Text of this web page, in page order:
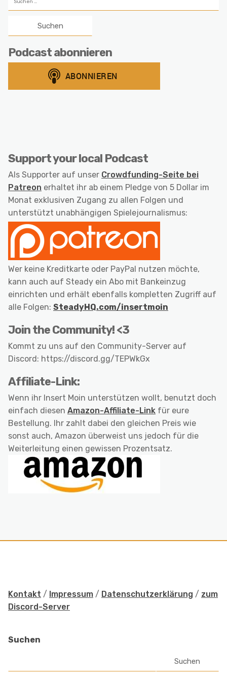
nach:
Podcast abonnieren
Support your local Podcast
Als Supporter auf unser Crowdfunding-Seite bei
Patreon erhaltet ihr ab einem Pledge von 5 Dollar im
Monat exklusiven Zugang zu allen Folgen und
unterstützt unabhängigen Spielejournalismus:
Wer keine Kreditkarte oder PayPal nutzen möchte,
kann auch auf Steady ein Abo mit Bankeinzug
einrichten und erhält ebenfalls kompletten Zugriff auf
alle Folgen: SteadyHQ.com/insertmoin
Join the Community! <3
Kommt zu uns auf den Community-Server auf
Discord: https://discord.gg/TEPWkGx
Affiliate-Link:
Wenn ihr Insert Moin unterstützen wollt, benutzt doch
einfach diesen Amazon-Affiliate-Link für eure
Bestellung. Ihr zahlt dabei den gleichen Preis wie
sonst auch, Amazon überweist uns jedoch für die
Weiterleitung einen gewissen Prozentsatz.
Kontakt / Impressum / Datenschutzerklärung / zum
Discord-Server
Suchen
Suchen